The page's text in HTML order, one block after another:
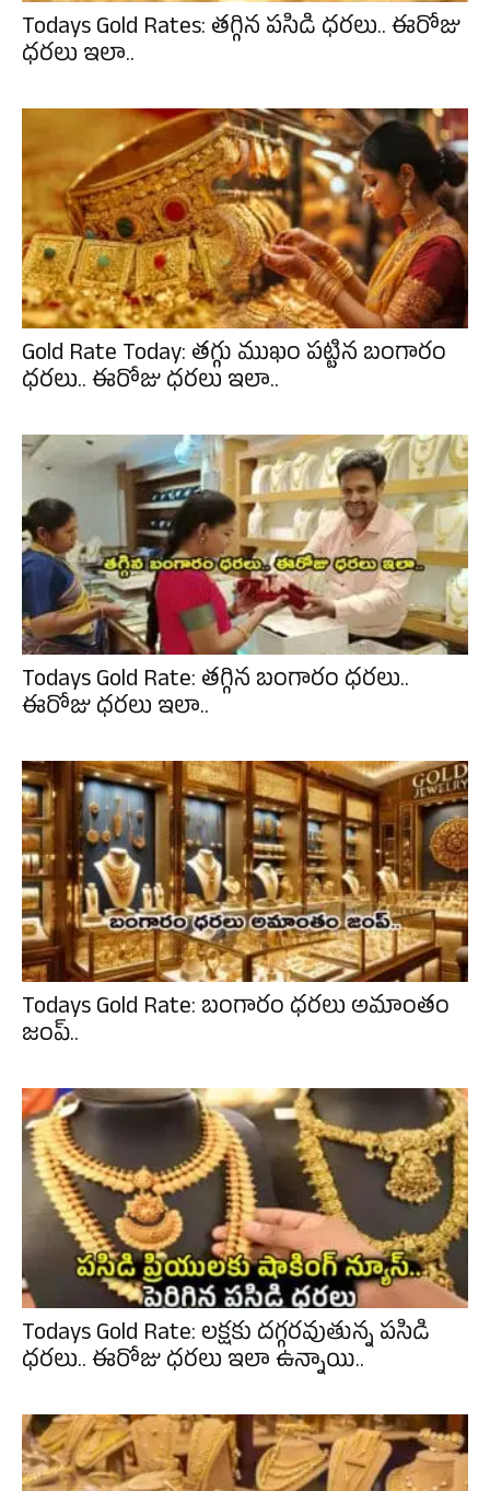
Todays Gold Rates: తగ్గిన పసిడి ధరలు.. ఈరోజు
ధరలు ఇలా..
Gold Rate Today: తగ్గు ముఖం పట్టిన బంగారం
ధరలు.. ఈరోజు ధరలు ఇలా..
Todays Gold Rate: తగ్గిన బంగారం ధరలు..
ఈరోజు ధరలు ఇలా..
Todays Gold Rate: బంగారం ధరలు అమాంతం
జంప్..
Todays Gold Rate: లక్షకు దగ్గరవుతున్న పసిడి
ధరలు.. ఈరోజు ధరలు ఇలా ఉన్నాయి..